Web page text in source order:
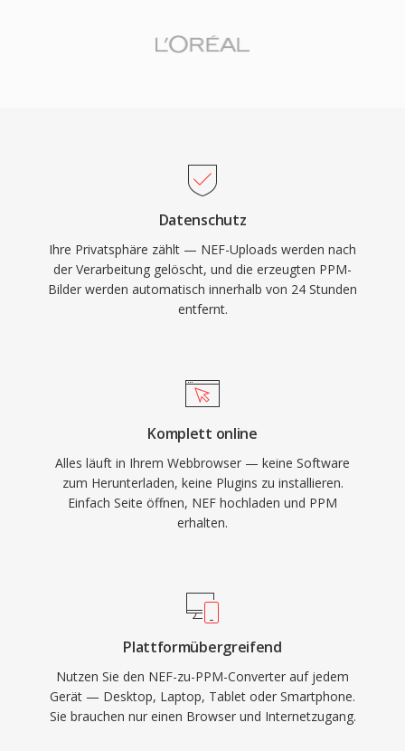
Datenschutz
Ihre Privatsphäre zählt — NEF-Uploads werden nach
der Verarbeitung gelöscht, und die erzeugten PPM-
Bilder werden automatisch innerhalb von 24 Stunden
entfernt.
Komplett online
Alles läuft in Ihrem Webbrowser — keine Software
zum Herunterladen, keine Plugins zu installieren.
Einfach Seite öffnen, NEF hochladen und PPM
erhalten.
Plattformübergreifend
Nutzen Sie den NEF-zu-PPM-Converter auf jedem
Gerät — Desktop, Laptop, Tablet oder Smartphone.
Sie brauchen nur einen Browser und Internetzugang.